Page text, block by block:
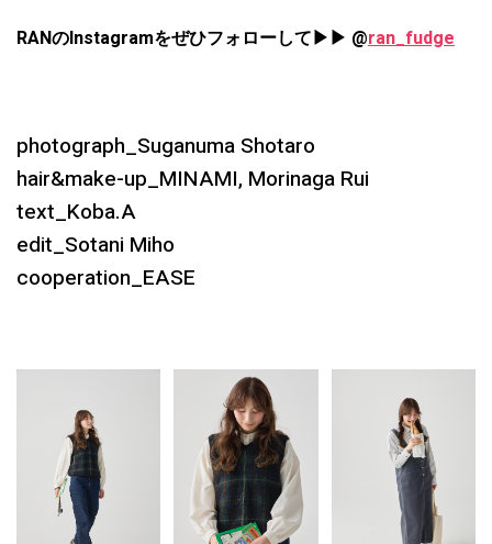
RANのInstagramをぜひフォローして▶︎▶︎ @ran_fudge
photograph_Suganuma Shotaro
hair&make-up_MINAMI, Morinaga Rui
text_Koba.A
edit_Sotani Miho
cooperation_EASE